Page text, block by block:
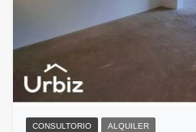
CONSULTORIO ALQUILER